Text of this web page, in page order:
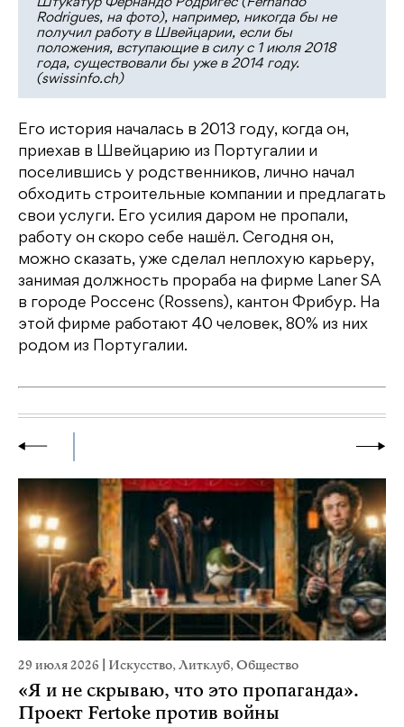
Rodrigues, на фото), например, никогда бы не
получил работу в Швейцарии, если бы
положения, вступающие в силу с 1 июля 2018
года, существовали бы уже в 2014 году.
(swissinfo.ch)
Eго история началась в 2013 году, когда он,
приехав в Швейцарию из Португалии и
поселившись у родственников, лично начал
обходить строительные компании и предлагать
свои услуги. Его усилия даром не пропали,
работу он скоро себе нашёл. Сегодня он,
можно сказать, уже сделал неплохую карьеру,
занимая должность прораба на фирме Laner SA
в городе Россенс (Rossens), кантон Фрибур. На
этой фирме работают 40 человек, 80% из них
родом из Португалии.
29 июля 2026 Искусство,Литклуб,Общество
«Я и не скрываю, что это пропаганда».
Проект Fertoke против войны